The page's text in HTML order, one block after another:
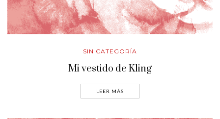
SIN CATEGORÍA
Mi vestido de Kling
LEER MÁS